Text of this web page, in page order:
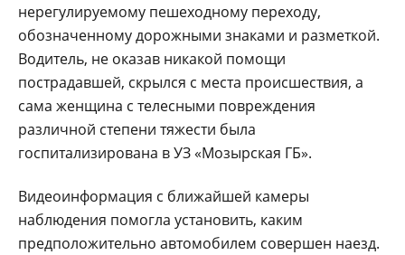
нерегулируемому пешеходному переходу,
обозначенному дорожными знаками и разметкой.
Водитель, не оказав никакой помощи
пострадавшей, скрылся с места происшествия, а
сама женщина с телесными повреждения
различной степени тяжести была
госпитализирована в УЗ «Мозырская ГБ».
Видеоинформация с ближайшей камеры
наблюдения помогла установить, каким
предположительно автомобилем совершен наезд.